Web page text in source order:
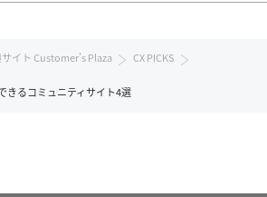
イト Customer's Plaza
CX PICKS
きるコミュニティサイト4選